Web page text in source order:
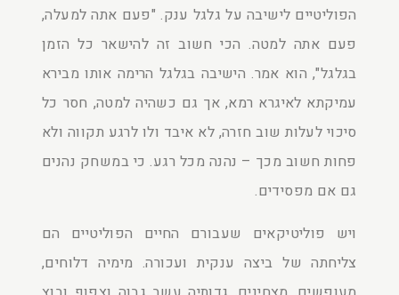
הפוליטיים לישיבה על גלגל ענק. "פעם אתה למעלה,
פעם אתה למטה. הכי חשוב זה להישאר כל הזמן
בגלגל", הוא אמר. הישיבה בגלגל הרימה אותו מבירא
עמיקתא לאיגרא רמא, אך גם כשהיה למטה, חסר כל
סיכוי לעלות שוב חזרה, לא איבד ולו לרגע תקווה ולא
פחות חשוב מכך – נהנה מכל רגע. כי במשחק נהנים
גם אם מפסידים.
ויש פוליטיקאים שעבורם החיים הפוליטיים הם
צליחתה של ביצה ענקית ועכורה. מימיה דלוחים,